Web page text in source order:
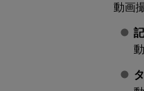
動画